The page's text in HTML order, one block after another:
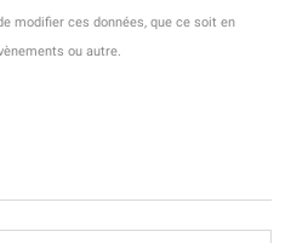
modifier ces données, que ce soit en
ou autre.